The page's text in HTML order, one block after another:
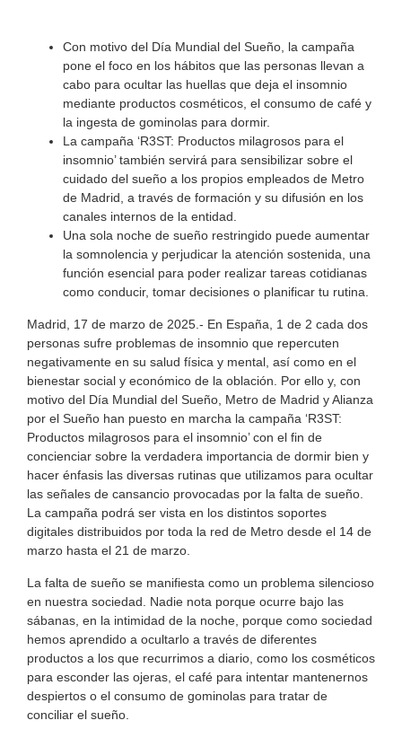
Con motivo del Día Mundial del Sueño, la campaña
pone el foco en los hábitos que las personas llevan a
cabo para ocultar las huellas que deja el insomnio
mediante productos cosméticos, el consumo de café y
la ingesta de gominolas para dormir.
La campaña ‘R3ST: Productos milagrosos para el
insomnio’ también servirá para sensibilizar sobre el
cuidado del sueño a los propios empleados de Metro
de Madrid, a través de formación y su difusión en los
canales internos de la entidad.
Una sola noche de sueño restringido puede aumentar
la somnolencia y perjudicar la atención sostenida, una
función esencial para poder realizar tareas cotidianas
como conducir, tomar decisiones o planificar tu rutina.
Madrid, 17 de marzo de 2025.- En España, 1 de 2 cada dos
personas sufre problemas de insomnio que repercuten
negativamente en su salud física y mental, así como en el
bienestar social y económico de la oblación. Por ello y, con
motivo del Día Mundial del Sueño, Metro de Madrid y Alianza
por el Sueño han puesto en marcha la campaña ‘R3ST:
Productos milagrosos para el insomnio’ con el fin de
concienciar sobre la verdadera importancia de dormir bien y
hacer énfasis las diversas rutinas que utilizamos para ocultar
las señales de cansancio provocadas por la falta de sueño.
La campaña podrá ser vista en los distintos soportes
digitales distribuidos por toda la red de Metro desde el 14 de
marzo hasta el 21 de marzo.
La falta de sueño se manifiesta como un problema silencioso
en nuestra sociedad. Nadie nota porque ocurre bajo las
sábanas, en la intimidad de la noche, porque como sociedad
hemos aprendido a ocultarlo a través de diferentes
productos a los que recurrimos a diario, como los cosméticos
para esconder las ojeras, el café para intentar mantenernos
despiertos o el consumo de gominolas para tratar de
conciliar el sueño.